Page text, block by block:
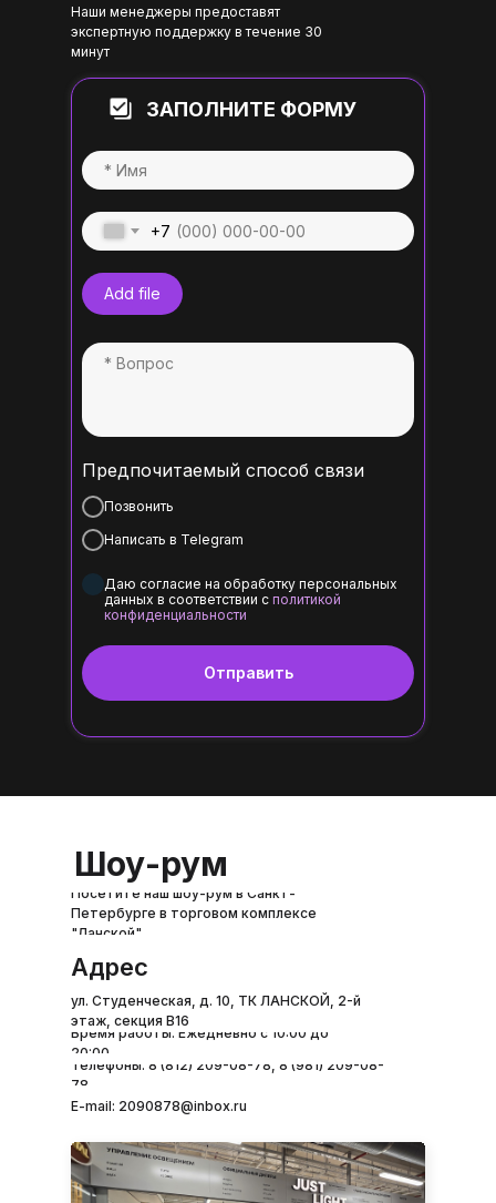
ЗАПОЛНИТЕ ФОРМУ
+7
Add file
Предпочитаемый способ связи
Позвонить
Написать в Telegram
Даю согласие на обработку персональных
данных в соответствии с политикой
конфиденциальности
Отправить
Наши менеджеры предоставят
экспертную поддержку в течение 30
минут
ул. Студенческая, д. 10, ТК ЛАНСКОЙ, 2-й
этаж, секция B16
Время работы: Ежедневно с 10:00 до
20:00
Посетите наш шоу-рум в Санкт-
Петербурге в торговом комплексе
"Ланской"
Шоу-рум
E-mail: 2090878@inbox.ru
Телефоны: 8 (812) 209-08-78, 8 (981) 209-08-
78
Адрес